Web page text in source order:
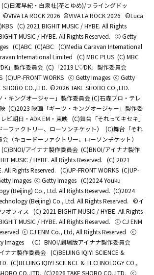
(C)日渡早紀・白泉社(花とゆめ)/フライングドッ
©️VIVA LA ROCK 2026 ©️VIVA LA ROCK 2026 ©Luca
(C) 2021 BIGHIT MUSIC / HYBE. All Rights
MUSIC / HYBE. All Rights Reserved. ⓒ Getty
(C)ABC (C)ABC (C)Media Caravan International
International Limited (C) MBC PLUS (C) MBC
」製作委員会 (C)「2019 L♡DK」製作委員会
(C)UP-FRONT WORKS ⓒ Getty Images ⓒ Getty
CO.,LTD. ©2026 TAKE SHOBO CO.,LTD.
キングオージャー」製作委員会 (C)石森プロ・テレ
(C)2023 映画「ギーツ・キングオージャー」製作委
ビ朝日・ADK EM・東映 (C)舞台「それってキセキ」
ファクトリー、ローソンチケット）
(C)舞台「それ
（キョードーファクトリー、ローソンチケット）
(C)BNOI/アイナナ製作委員会 (C)BNOI/アイナナ製作
MUSIC / HYBE. All Rights Reserved. (C) 2021
All Rights Reserved. (C)UP-FRONT WORKS (C)UP-
Images ⓒ Getty Images (C)2024 Youku
(Beijing) Co., Ltd. All Rights Reserved. (C)2024
(Beijing) Co., Ltd. All Rights Reserved. ©イ
オフィス
(C) 2021 BIGHIT MUSIC / HYBE. All Rights
MUSIC / HYBE. All Rights Reserved. ⓒ CJ ENM
ⓒ CJ ENM Co., Ltd, All Rights Reserved ⓒ
Images
（C）BNOI/劇場版アイナナ製作委員会
ナナ製作委員会 (C)BEIJING IQIYI SCIENCE &
(C)BEIJING IQIYI SCIENCE & TECHNOLOGY CO.,
CO.,LTD. (C)2026 TAKE SHOBO CO.,LTD. ⓒ